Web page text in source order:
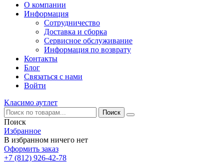
О компании
Информация
Сотрудничество
Доставка и сборка
Сервисное обслуживание
Информация по возврату
Контакты
Блог
Связаться с нами
Войти
Класимо аутлет
Поиск
Избранное
В избранном ничего нет
Оформить заказ
+7 (812) 926-42-78